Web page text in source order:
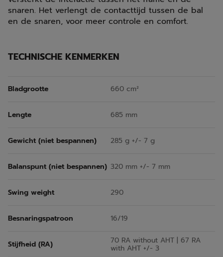
snaren. Het verlengt de contacttijd tussen de bal
en de snaren, voor meer controle en comfort.
TECHNISCHE KENMERKEN
Bladgrootte 660 cm²
Lengte 685 mm
Gewicht (niet bespannen) 285 g +/- 7 g
Balanspunt (niet bespannen) 320 mm +/- 7 mm
Swing weight 290
Besnaringspatroon 16/19
Stijfheid (RA) 70 RA without AHT | 67 RA
with AHT +/- 3